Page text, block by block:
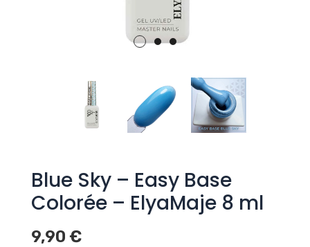
Blue Sky – Easy Base
Colorée – ElyaMaje 8 ml
9,90 €